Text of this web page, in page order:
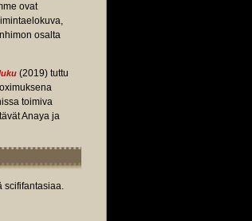
ovat
osalta
(2019) tuttu
toimiva
Anaya ja
scififantasiaa.